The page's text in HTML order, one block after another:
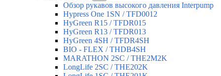
Обзор рукавов высокого давления Interpump
Hypress One 1SN / TFD0012
HyGreen R15 / TFDR015
HyGreen R13 / TFDR013
HyGreen 4SH / TFDR4SH
BIO - FLEX / THDB4SH
MARATHON 2SC / THE2M2K
LongLife 2SC / THE202K